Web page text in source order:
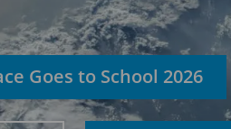
Goes to School 2026